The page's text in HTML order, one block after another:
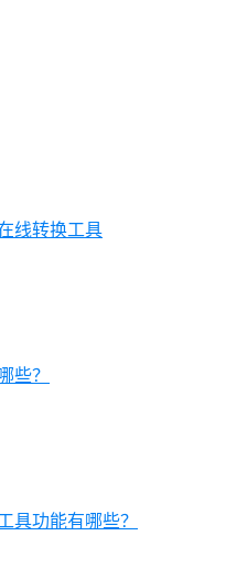
线转换工具
些？
具功能有哪些？